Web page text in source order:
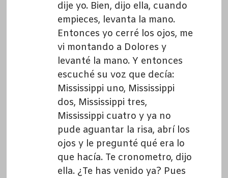
dije yo. Bien, dijo ella, cuando
empieces, levanta la mano.
Entonces yo cerré los ojos, me
vi montando a Dolores y
levanté la mano. Y entonces
escuché su voz que decía:
Mississippi uno, Mississippi
dos, Mississippi tres,
Mississippi cuatro y ya no
pude aguantar la risa, abrí los
ojos y le pregunté qué era lo
que hacía. Te cronometro, dijo
ella. ¿Te has venido ya? Pues